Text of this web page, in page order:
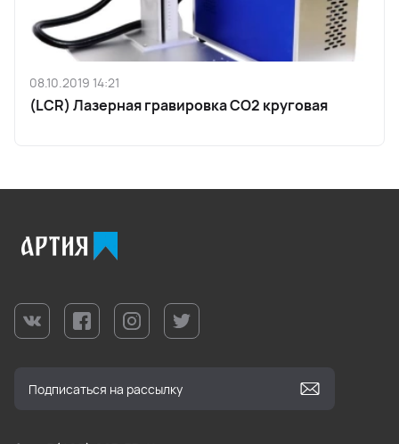
08.10.2019 14:21
(LCR) Лазерная гравировка CO2 круговая